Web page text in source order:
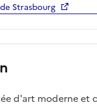
Strasbourg
d'art moderne et